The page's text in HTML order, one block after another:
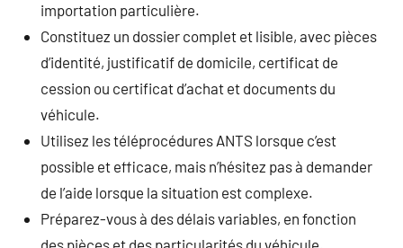
importation particulière.
Constituez un dossier complet et lisible, avec pièces
d’identité, justificatif de domicile, certificat de
cession ou certificat d’achat et documents du
véhicule.
Utilisez les téléprocédures ANTS lorsque c’est
possible et efficace, mais n’hésitez pas à demander
de l’aide lorsque la situation est complexe.
Préparez-vous à des délais variables, en fonction
des pièces et des particularités du véhicule.